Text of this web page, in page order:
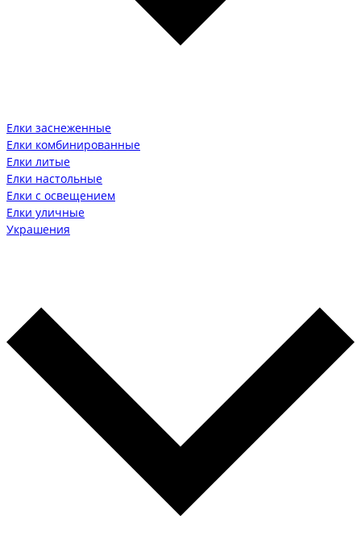
Елки заснеженные
Елки комбинированные
Елки литые
Елки настольные
Елки с освещением
Елки уличные
Украшения